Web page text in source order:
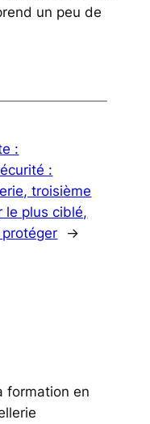
un peu de
:
:
troisième
le plus ciblé,
→
formation en